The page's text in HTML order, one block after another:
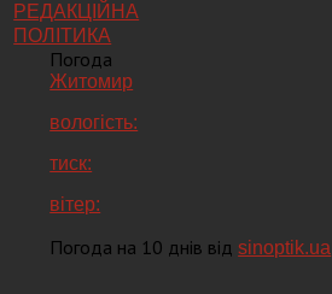
РЕДАКЦІЙНА
ПОЛІТИКА
Погода
Житомир
вологість:
тиск:
вітер:
Погода на 10 днів відsinoptik.ua